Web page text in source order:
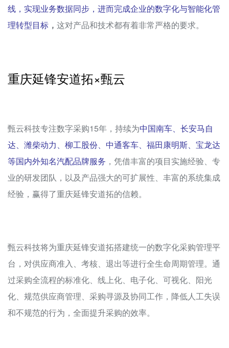
线，实现业务数据同步，进而完成企业的数字化与智能化管
理转型目标 ， 这对产品和技术都有着非常严格的要求。
重庆延锋安道拓×甄云
甄云科技专注数字采购15年，持续为中国南车、长安马自
达、潍柴动力、柳工股份、中通客车、福田康明斯、宝龙达
等国内外知名汽配品牌服务 ，凭借丰富的项目实施经验、专
业的研发团队，以及产品强大的可扩展性、丰富的系统集成
经验，赢得了重庆延锋安道拓的信赖。
甄云科技将为重庆延锋安道拓搭建统一的数字化采购管理平
台，对供应商准入、考核、退出等进行全生命周期管理。通
过采购全流程的标准化、线上化、电子化、可视化、阳光
化、规范供应商管理、采购寻源及协同工作，降低人工失误
和不规范的行为，全面提升采购的效率。